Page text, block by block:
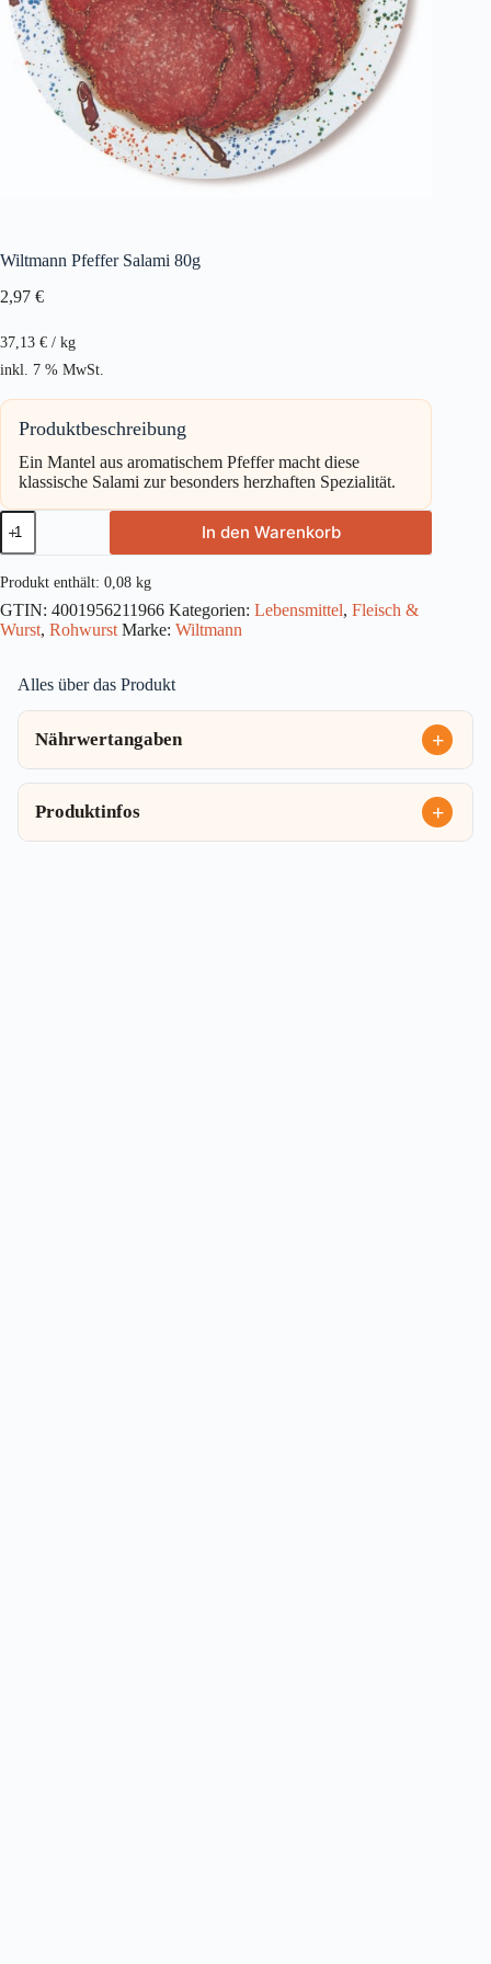
Wiltmann Pfeffer Salami 80g
2,97 €
37,13 € / kg
inkl. 7 % MwSt.
Produktbeschreibung
Ein Mantel aus aromatischem Pfeffer macht diese
klassische Salami zur besonders herzhaften Spezialität.
Wiltmann
Pfeffer
Salami
80g
Menge
In den Warenkorb
Produkt enthält: 0,08 kg
GTIN: 4001956211966 Kategorien: Lebensmittel, Fleisch &
Wurst, Rohwurst Marke: Wiltmann
Alles über das Produkt
Nährwertangaben
Produktinfos